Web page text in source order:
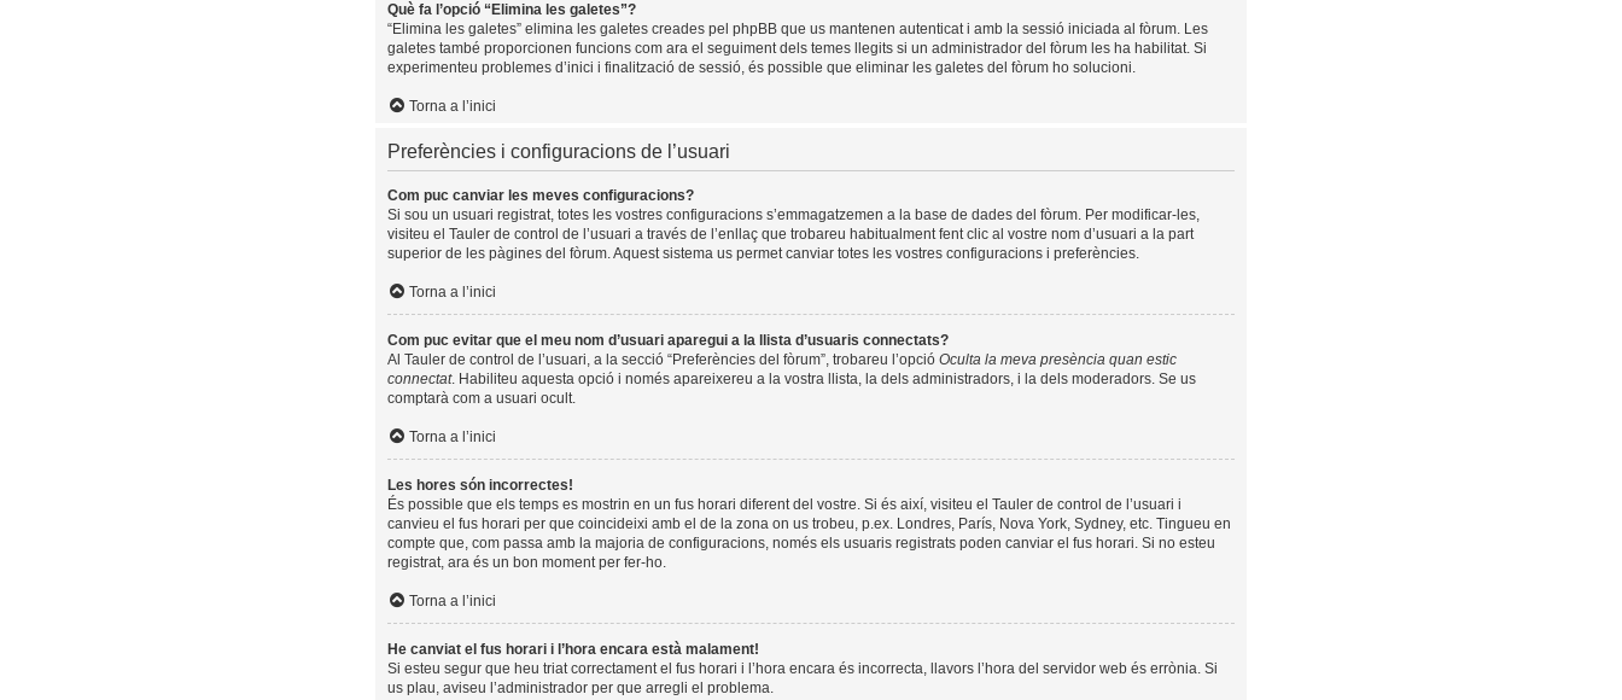
Què fa l’opció “Elimina les galetes”?
“Elimina les galetes” elimina les galetes creades pel phpBB que us mantenen autenticat i amb la sessió iniciada al fòrum. Les
galetes també proporcionen funcions com ara el seguiment dels temes llegits si un administrador del fòrum les ha habilitat. Si
experimenteu problemes d’inici i finalització de sessió, és possible que eliminar les galetes del fòrum ho solucioni.
Torna a l’inici
Preferències i configuracions de l’usuari
Com puc canviar les meves configuracions?
Si sou un usuari registrat, totes les vostres configuracions s’emmagatzemen a la base de dades del fòrum. Per modificar-les,
visiteu el Tauler de control de l’usuari a través de l’enllaç que trobareu habitualment fent clic al vostre nom d’usuari a la part
superior de les pàgines del fòrum. Aquest sistema us permet canviar totes les vostres configuracions i preferències.
Torna a l’inici
Com puc evitar que el meu nom d’usuari aparegui a la llista d’usuaris connectats?
Al Tauler de control de l’usuari, a la secció “Preferències del fòrum”, trobareu l’opció Oculta la meva presència quan estic
connectat. Habiliteu aquesta opció i només apareixereu a la vostra llista, la dels administradors, i la dels moderadors. Se us
comptarà com a usuari ocult.
Torna a l’inici
Les hores són incorrectes!
És possible que els temps es mostrin en un fus horari diferent del vostre. Si és així, visiteu el Tauler de control de l’usuari i
canvieu el fus horari per que coincideixi amb el de la zona on us trobeu, p.ex. Londres, París, Nova York, Sydney, etc. Tingueu en
compte que, com passa amb la majoria de configuracions, només els usuaris registrats poden canviar el fus horari. Si no esteu
registrat, ara és un bon moment per fer-ho.
Torna a l’inici
He canviat el fus horari i l’hora encara està malament!
Si esteu segur que heu triat correctament el fus horari i l’hora encara és incorrecta, llavors l’hora del servidor web és errònia. Si
us plau, aviseu l’administrador per que arregli el problema.